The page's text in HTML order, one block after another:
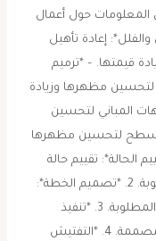
حول أعمال
والفلل*: إعادة تأهيل
قيمتها. – *ترميم
لتحسين مظهرها وزيادة
المباني لتحسين
لتحسين مظهرها
خطوات أعمال الترميم 1. *تقييم الحالة*: تقييم حالة
المبنى أو المنزل لتحديد أعمال الترميم المطلوبة. 2. *تصميم الخطة*:
تصميم خطة الترميم وتحديد المواد والموارد المطلوبة. 3. *تنفيذ
الأعمال*: تنفيذ أعمال الترميم وفقًا للخطة المصممة. 4. *التفتيش